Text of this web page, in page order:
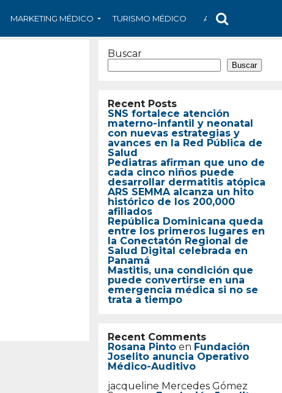
MARKETING MÉDICO TURISMO MÉDICO ARS
Buscar
Buscar
Recent Posts
SNS fortalece atención
materno-infantil y neonatal
con nuevas estrategias y
avances en la Red Pública de
Salud
Pediatras afirman que uno de
cada cinco niños puede
desarrollar dermatitis atópica
ARS SEMMA alcanza un hito
histórico de los 200,000
afiliados
República Dominicana queda
entre los primeros lugares en
la Conectatón Regional de
Salud Digital celebrada en
Panamá
Mastitis, una condición que
puede convertirse en una
emergencia médica si no se
trata a tiempo
Recent Comments
Rosana Pinto en Fundación
Joselito anuncia Operativo
Médico-Auditivo
jacqueline Mercedes Gómez